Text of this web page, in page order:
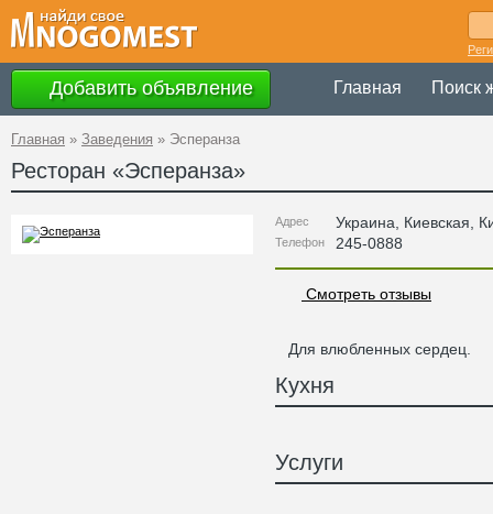
Добавить объявление Главная Поиск
Главная » Заведения » Эсперанза
Ресторан «Эсперанза»
Адрес Украина Киевская ,
Телефон 245-0888
Смотреть отзывы
Для влюбленных сердец.
Кухня
Услуги